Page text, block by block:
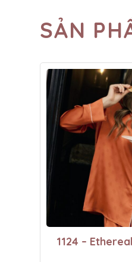
SẢN
1124 –